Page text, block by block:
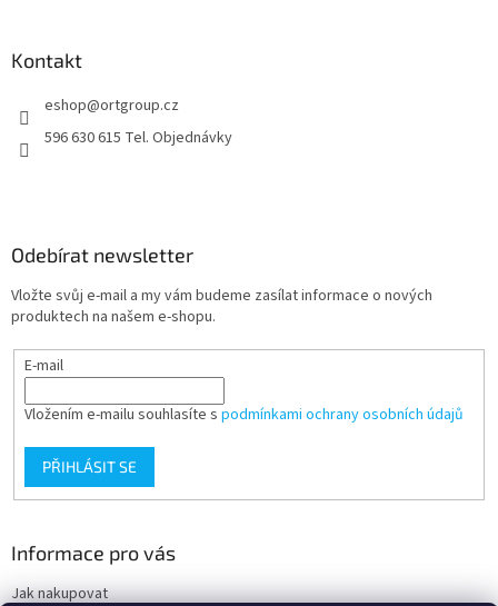
Kontakt
eshop@ortgroup.cz
596 630 615 Tel. Objednávky
Odebírat newsletter
Vložte svůj e-mail a my vám budeme zasílat informace o nových
produktech na našem e-shopu.
E-mail
Vložením e-mailu souhlasíte s podmínkami ochrany osobních údajů
PŘIHLÁSIT SE
Informace pro vás
Jak nakupovat